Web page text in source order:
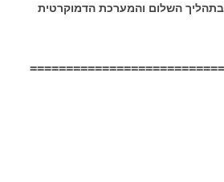
בתהליך השלום והמערכת הדמוקרטית